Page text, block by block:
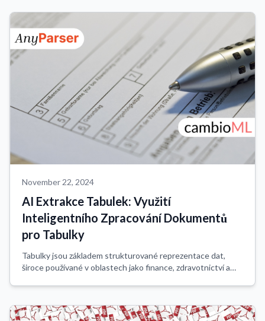
November 22, 2024
AI Extrakce Tabulek: Využití
Inteligentního Zpracování Dokumentů
pro Tabulky
Tabulky jsou základem strukturované reprezentace dat,
široce používané v oblastech jako finance, zdravotnictví a